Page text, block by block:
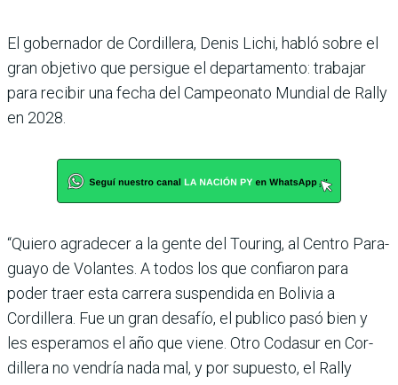
El gobernador de Cordillera, Denis Lichi, habló sobre el
gran objetivo que persigue el departamento: trabajar
para recibir una fecha del Cam­peonato Mundial de Rally
en 2028.
“Quiero agradecer a la gente del Touring, al Centro Para­
guayo de Volantes. A todos los que confiaron para
poder traer esta carrera suspendida en Bolivia a
Cordillera. Fue un gran desafío, el publico pasó bien y
les esperamos el año que viene. Otro Codasur en Cor­
dillera no vendría nada mal, y por supuesto, el Rally